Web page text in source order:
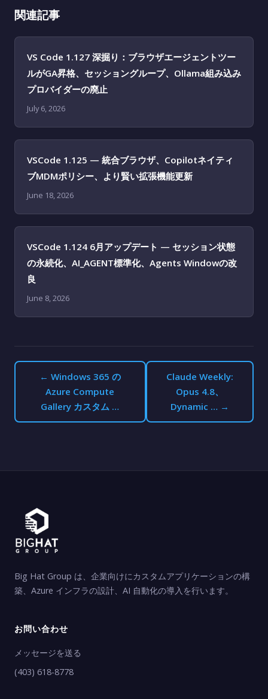
関連記事
VS Code 1.127 深掘り：ブラウザエージェントツー
ルがGA昇格、セッショングループ、Ollama組み込み
プロバイダーの廃止
July 6, 2026
VSCode 1.125 — 統合ブラウザ、Copilotネイティ
ブMDMポリシー、より賢い拡張機能更新
June 18, 2026
VSCode 1.124 6月アップデート — セッション状態
の永続化、AI_AGENT標準化、Agents Windowの改
良
June 8, 2026
← Windows 365 の
Azure Compute
Gallery カスタム …
Claude Weekly:
Opus 4.8、
Dynamic … →
Big Hat Group は、企業向けにカスタムアプリケーションの構
築、Azure インフラの設計、AI 自動化の導入を行います。
お問い合わせ
メッセージを送る
(403) 618-8778